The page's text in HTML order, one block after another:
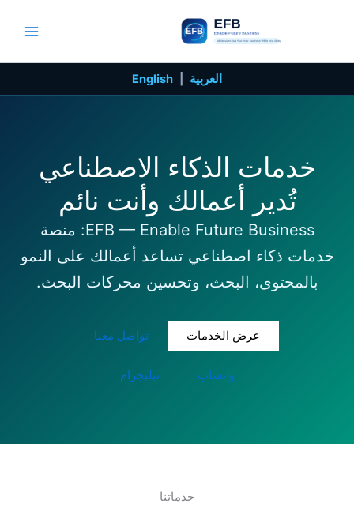
العربية English
خدمات الذكاء الاصطناعي
تُدير أعمالك وأنت نائم
EFB — Enable Future Business: منصة
خدمات ذكاء اصطناعي تساعد أعمالك على النمو
بالمحتوى، البحث، وتحسين محركات البحث.
عرض الخدمات تواصل معنا
واتساب تيليجرام
خدماتنا